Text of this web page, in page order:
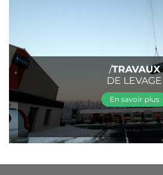
/TRAVAUX
DE LEVAGE
En savoir plus